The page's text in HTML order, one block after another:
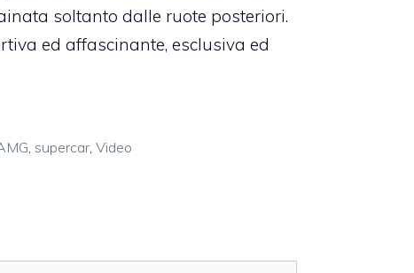
soltanto dalle ruote posteriori.
ed affascinante, esclusiva ed
, supercar, Video